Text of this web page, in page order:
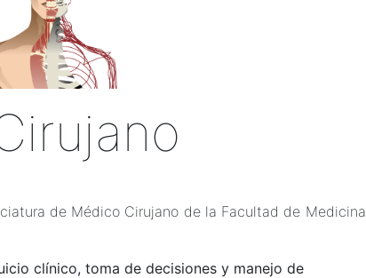
de Médico Cirujano de la Facultad de Medicina
clínico, toma de decisiones y manejo de